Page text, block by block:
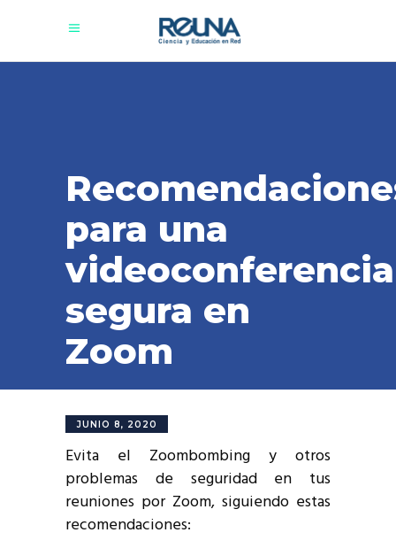
para una
videoconferencia
segura en
Zoom
JUNIO 8, 2020
Evita el Zoombombing y otros
problemas de seguridad en tus
reuniones por Zoom, siguiendo estas
recomendaciones: